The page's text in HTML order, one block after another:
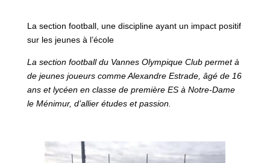
La section football, une discipline ayant un impact positif
sur les jeunes à l’école
La section football du Vannes Olympique Club permet à
de jeunes joueurs comme Alexandre Estrade, âgé de 16
ans et lycéen en classe de première ES à Notre-Dame
le Ménimur, d’allier études et passion.